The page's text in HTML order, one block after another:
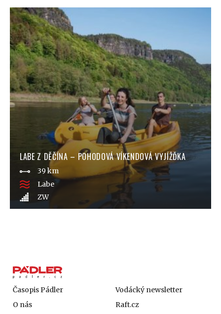
LABE Z DĚČÍNA – POHODOVÁ VÍKENDOVÁ VYJÍŽĎKA
39 km
Labe
ZW
Časopis Pádler
O nás
Vodácký newsletter
Raft.cz